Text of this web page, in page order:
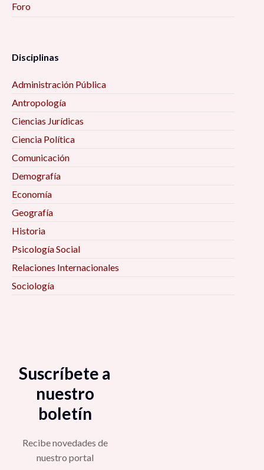
Foro
Disciplinas
Administración Pública
Antropología
Ciencias Jurídicas
Ciencia Política
Comunicación
Demografía
Economía
Geografía
Historia
Psicología Social
Relaciones Internacionales
Sociología
Suscríbete a
nuestro
boletín
Recibe novedades de
nuestro portal